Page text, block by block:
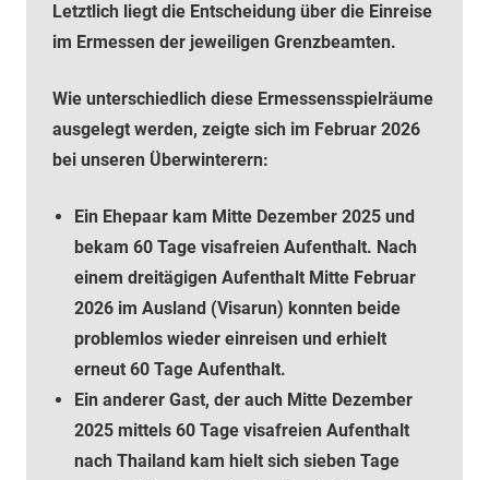
Letztlich liegt die Entscheidung über die Einreise
im Ermessen der jeweiligen Grenzbeamten.
Wie unterschiedlich diese Ermessensspielräume
ausgelegt werden, zeigte sich im Februar 2026
bei unseren Überwinterern:
Ein Ehepaar kam Mitte Dezember 2025 und
bekam 60 Tage visafreien Aufenthalt. Nach
einem dreitägigen Aufenthalt Mitte Februar
2026 im Ausland (Visarun) konnten beide
problemlos wieder einreisen und erhielt
erneut 60 Tage Aufenthalt.
Ein anderer Gast, der auch Mitte Dezember
2025 mittels 60 Tage visafreien Aufenthalt
nach Thailand kam hielt sich sieben Tage